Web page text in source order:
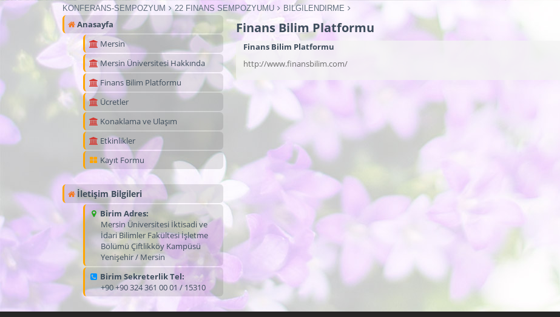
KONFERANS-SEMPOZYUM 22 FINANS SEMPOZYUMU BILGILENDIRME
Anasayfa
Mersin
Mersin Üniversitesi Hakkında
Finans Bilim Platformu
Ücretler
Konaklama ve Ulaşım
Etkinlikler
Kayıt Formu
İletişim Bilgileri
Birim Adres:
Mersin Üniversitesi İktisadi ve
İdari Bilimler Fakültesi İşletme
Bölümü Çiftlikköy Kampüsü
Yenişehir / Mersin
Birim Sekreterlik Tel:
+90 +90 324 361 00 01 / 15310
Finans Bilim Platformu
Finans Bilim Platformu
http://www.finansbilim.com/